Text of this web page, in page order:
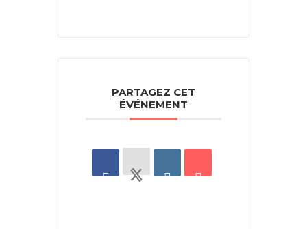
PARTAGEZ CET
ÉVÉNEMENT